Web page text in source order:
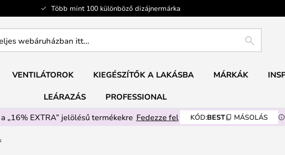
Több mint 100 különböző dizájnermárka
KERESÉS
VENTILÁTOROK KIEGÉSZÍTŐK A LAKÁSBA MÁRKÁK
LEÁRAZÁS
PROFESSIONAL
„16% EXTRA” jelölésű termékekre Fedezze fel KÓD:BEST MÁSOLÁS